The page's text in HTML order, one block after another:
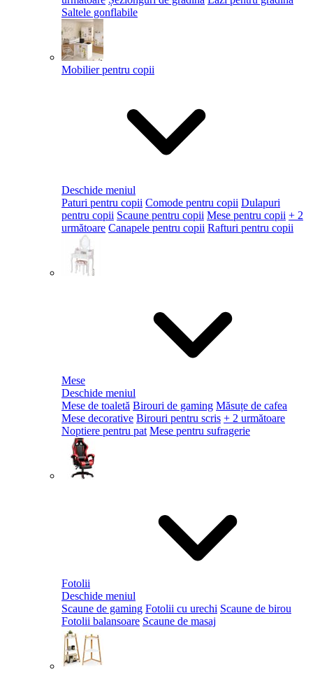
Saltele gonflabile
Mobilier pentru copii
Deschide meniul
Paturi pentru copii Comode pentru copii Dulapuri
pentru copii Scaune pentru copii Mese pentru copii + 2
următoare Canapele pentru copii Rafturi pentru copii
Mese
Deschide meniul
Mese de toaletă Birouri de gaming Măsuțe de cafea
Mese decorative Birouri pentru scris + 2 următoare
Noptiere pentru pat Mese pentru sufragerie
Fotolii
Deschide meniul
Scaune de gaming Fotolii cu urechi Scaune de birou
Fotolii balansoare Scaune de masaj